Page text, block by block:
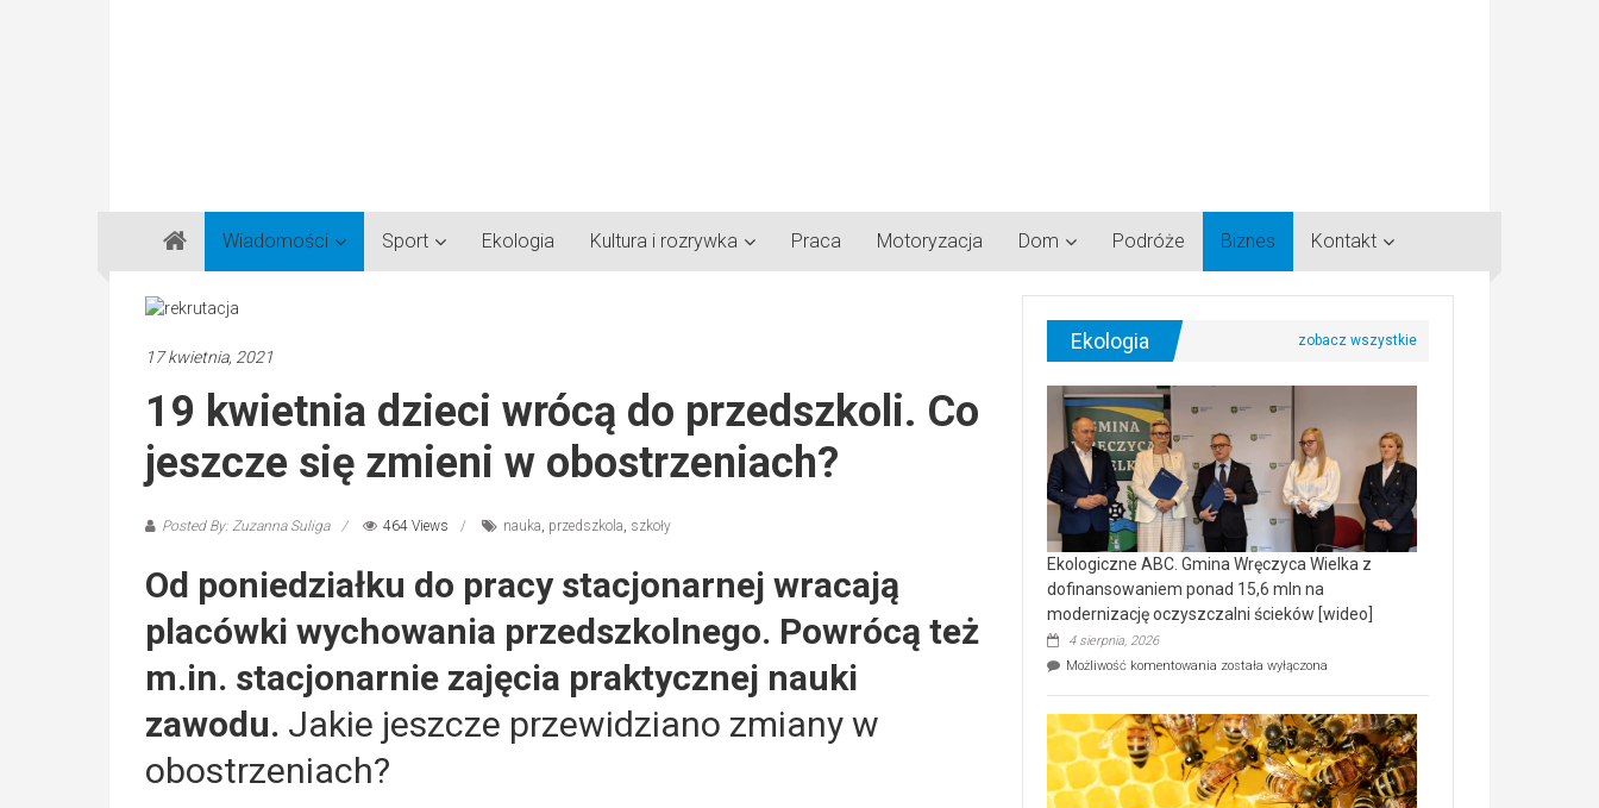
Gazeta
Regionalna
Częstochowa,
Lubliniec,
Wiadomości Sport Ekologia Kultura i rozrywka Praca Motoryzacja Dom Podróże Biznes Kontakt
17 kwietnia, 2021
19 kwietnia dzieci wrócą do przedszkoli. Co
jeszcze się zmieni w obostrzeniach?
Posted By: Zuzanna Suliga 464 Views nauka, przedszkola, szkoły
Od poniedziałku do pracy stacjonarnej wracają
placówki wychowania przedszkolnego. Powrócą też
m.in. stacjonarnie zajęcia praktycznej nauki
zawodu. Jakie jeszcze przewidziano zmiany w
obostrzeniach?
Ekologia
Ekologiczne ABC. Gmina Wręczyca Wielka z
dofinansowaniem ponad 15,6 mln na
modernizację oczyszczalni ścieków [wideo]
4 sierpnia, 2026
Możliwość komentowania Ekologiczne
Wręczyca
Wielka
z
dofinansowaniem
ponad
została wyłączona